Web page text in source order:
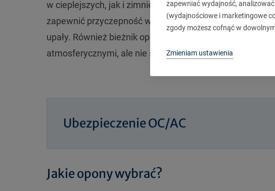
w cieplejszych, jak i zimniejszych warunkach.
zapewnić przyczepność w chłodne dni, ale są też
upały. Również bieżnik opon całorocznych są
atmosferycznymi, ale nie są one tak efektywne jak
Ubezpieczenie OC/AC
Jakie opony wybrać?
zapewniać wydajność,
(wydajnościowe i marketingowe
zgody możesz cofnąć w
Zmieniam ustawienia